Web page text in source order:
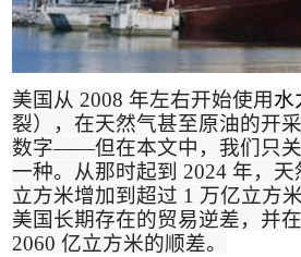
美国从 2008 年左右开始使用水
裂），在天然气甚至原油的开
数字——但在本文中，我们只
一种。从那时起到 2024 年，天
立方米增加到超过 1 万亿立方
美国长期存在的贸易逆差，并在
2060 亿立方米的顺差。